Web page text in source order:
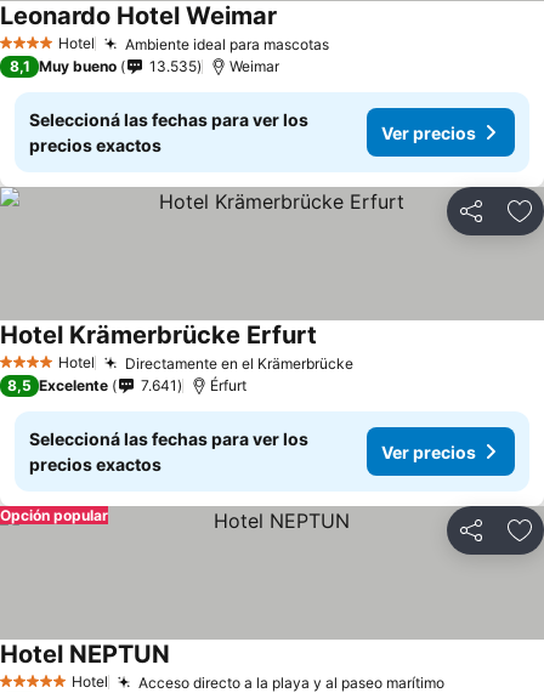
4 EstrellasHotel Ambiente ideal para mascotas
Leonardo Hotel Weimar
8,1 Muy bueno 13.535 Weimar
Seleccioná las fechas para ver los
precios exactos
Ver precios
Compartir
4 EstrellasHotel Directamente en el Krämerbrücke
Hotel Krämerbrücke Erfurt
8,5 Excelente 7.641 Érfurt
Seleccioná las fechas para ver los
precios exactos
Ver precios
Compartir
Opción popular
5 Estrellas Hotel Acceso directo a la playa y al paseo marítimo
Hotel NEPTUN